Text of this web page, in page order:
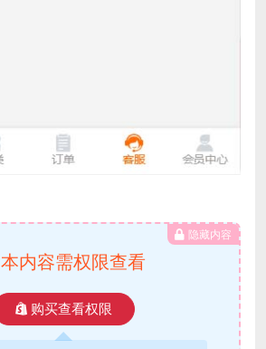
隐藏内容
本内容需权限查看
购买查看权限